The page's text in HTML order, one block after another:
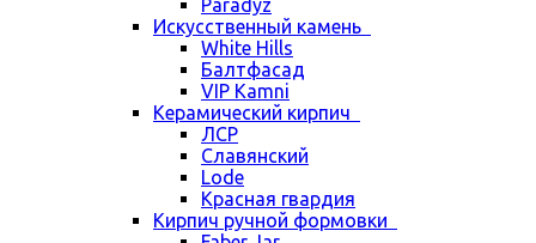
Paradyz
Искусственный камень
White Hills
Балтфасад
VIP Kamni
Керамический кирпич
ЛСР
Славянский
Lode
Красная гвардия
Кирпич ручной формовки